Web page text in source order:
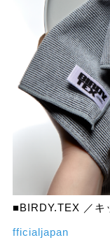
■BIRDY.TEX ／キ
fficialjapan